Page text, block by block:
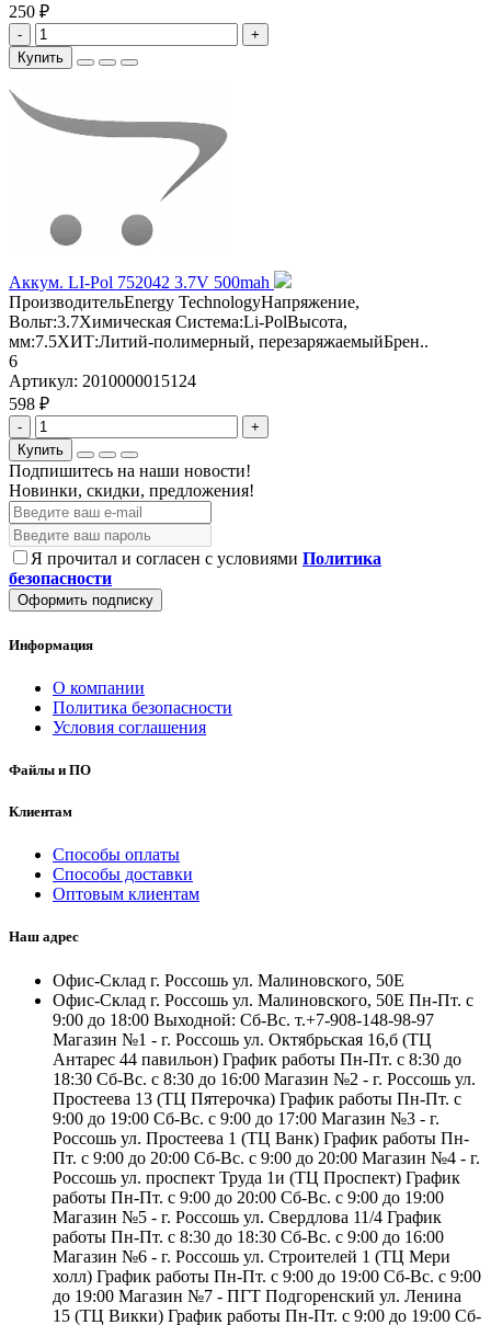
250 ₽
-
+
Купить
Аккум. LI-Pol 752042 3.7V 500mah
ПроизводительEnergy TechnologyНапряжение,
Вольт:3.7Химическая Система:Li-PolВысота,
мм:7.5ХИТ:Литий-полимерный, перезаряжаемыйБрен..
6
Артикул: 2010000015124
598 ₽
-
+
Купить
Подпишитесь на наши новости!
Новинки, скидки, предложения!
Я прочитал и согласен с условиями Политика
безопасности
Оформить подписку
Информация
О компании
Политика безопасности
Условия соглашения
Файлы и ПО
Клиентам
Способы оплаты
Способы доставки
Оптовым клиентам
Наш адрес
Офис-Склад г. Россошь ул. Малиновского, 50Е
Офис-Склад г. Россошь ул. Малиновского, 50Е Пн-Пт. с
9:00 до 18:00 Выходной: Сб-Вс. т.+7-908-148-98-97
Магазин №1 - г. Россошь ул. Октябрьская 16,б (ТЦ
Антарес 44 павильон) График работы Пн-Пт. с 8:30 до
18:30 Сб-Вс. с 8:30 до 16:00 Магазин №2 - г. Россошь ул.
Простеева 13 (ТЦ Пятерочка) График работы Пн-Пт. с
9:00 до 19:00 Сб-Вс. с 9:00 до 17:00 Магазин №3 - г.
Россошь ул. Простеева 1 (ТЦ Ванк) График работы Пн-
Пт. с 9:00 до 20:00 Сб-Вс. с 9:00 до 20:00 Магазин №4 - г.
Россошь ул. проспект Труда 1и (ТЦ Проспект) График
работы Пн-Пт. с 9:00 до 20:00 Сб-Вс. с 9:00 до 19:00
Магазин №5 - г. Россошь ул. Свердлова 11/4 График
работы Пн-Пт. с 8:30 до 18:30 Сб-Вс. с 9:00 до 16:00
Магазин №6 - г. Россошь ул. Строителей 1 (ТЦ Мери
холл) График работы Пн-Пт. с 9:00 до 19:00 Сб-Вс. с 9:00
до 19:00 Магазин №7 - ПГТ Подгоренский ул. Ленина
15 (ТЦ Викки) График работы Пн-Пт. с 9:00 до 19:00 Сб-